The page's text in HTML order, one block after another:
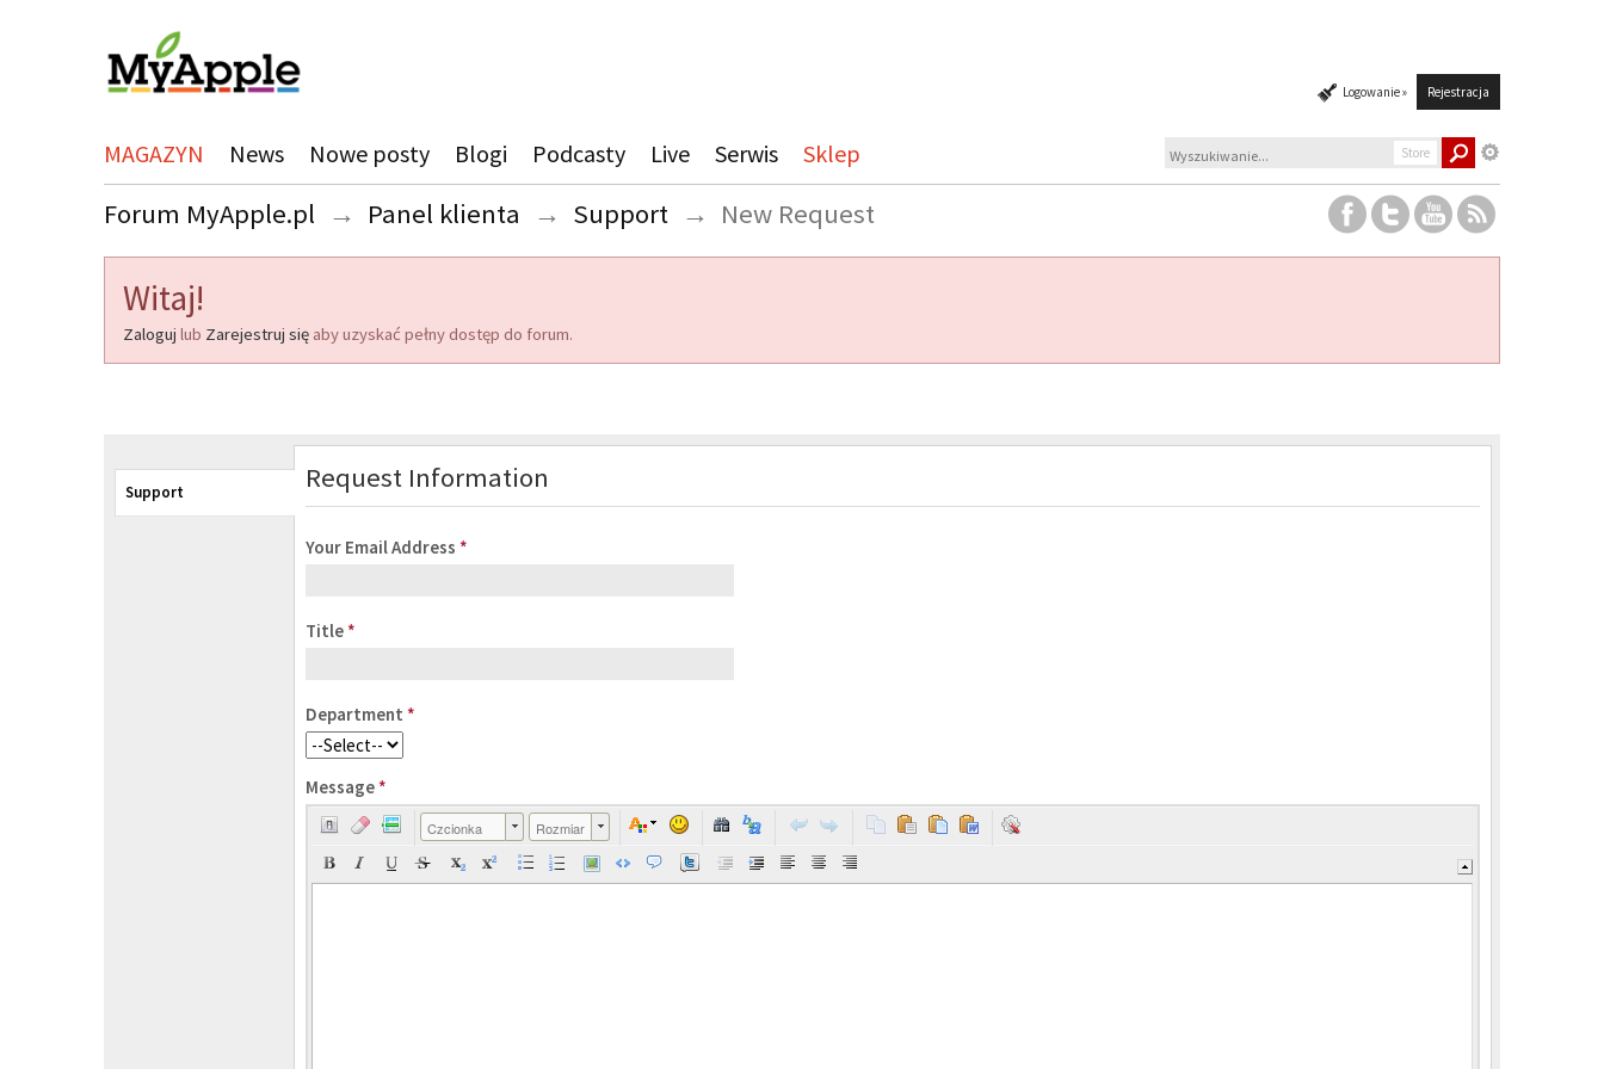
Logowanie » Rejestracja
MAGAZYN News Nowe posty Blogi Podcasty Live Serwis Sklep Store
Forum MyApple.pl → Panel klienta → Support → New Request
Witaj!
Zaloguj lub Zarejestruj się aby uzyskać pełny dostęp do forum.
Support Request Information
Your Email Address *
Title *
Department *
Message *
Czcionka Rozmiar